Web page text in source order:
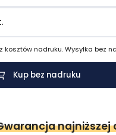
kosztów nadruku. Wysyłka bez
Kup bez nadruku
najniższej